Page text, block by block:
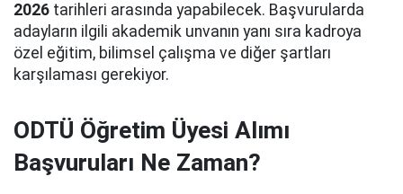
2026 tarihleri arasında yapabilecek. Başvurularda
adayların ilgili akademik unvanın yanı sıra kadroya
özel eğitim, bilimsel çalışma ve diğer şartları
karşılaması gerekiyor.
ODTÜ Öğretim Üyesi Alımı
Başvuruları Ne Zaman?